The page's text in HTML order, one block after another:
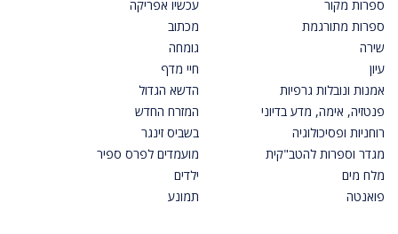
ספרות מקור
ספרות מתורגמת
שירה
עיון
אמנות ונובלות גרפיות
פנטזיה, אימה, מדע בדיוני
רוחניות ופסיכולוגיה
מגדר וספרות להטב"קית
מלח מים
פואנטה
עכשיו אפריקה
מכתוב
גומחה
חיי מדף
הדשא הגדול
המזרח החדש
בשביס זינגר
מועמדים לפרס ספיר
ילדים
תמונע